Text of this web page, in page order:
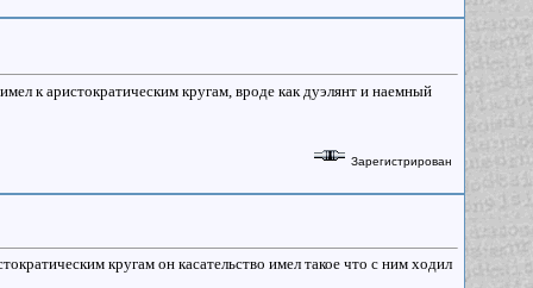
к аристократическим кругам, вроде как дуэлянт и наемный
Зарегистрирован
кругам он касательство имел такое что с ним ходил